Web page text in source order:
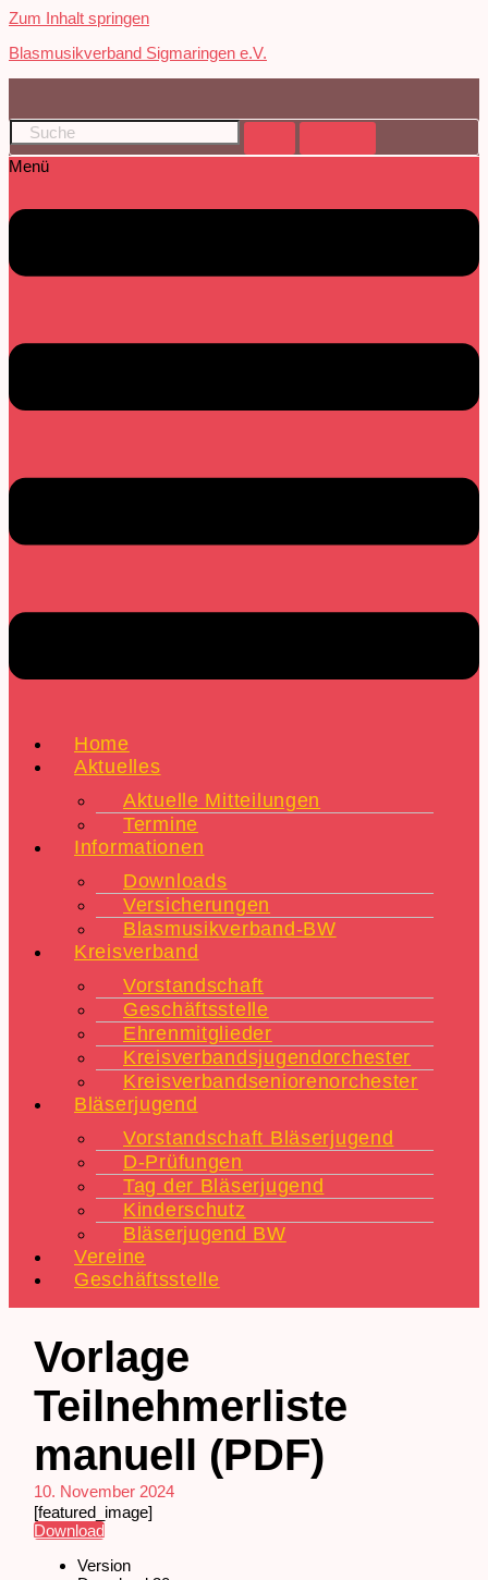
Zum Inhalt springen
Blasmusikverband Sigmaringen e.V.
Menü
Home
Aktuelles
Aktuelle Mitteilungen
Termine
Informationen
Downloads
Versicherungen
Blasmusikverband-BW
Kreisverband
Vorstandschaft
Geschäftsstelle
Ehrenmitglieder
Kreisverbandsjugendorchester
Kreisverbandseniorenorchester
Bläserjugend
Vorstandschaft Bläserjugend
D-Prüfungen
Tag der Bläserjugend
Kinderschutz
Bläserjugend BW
Vereine
Geschäftsstelle
Vorlage
Teilnehmerliste
manuell (PDF)
10. November 2024
[featured_image]
Download
Version